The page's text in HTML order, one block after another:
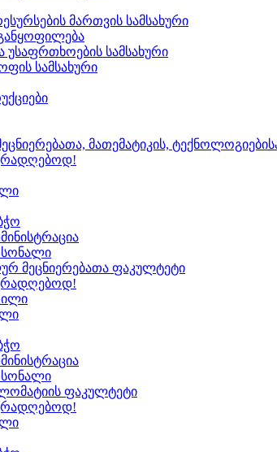
მართვის სამსახური
უსაფრთხოების სამსახური
სამსახური
მათემატიკის,
მეცნიერებათა ფაკულტეტი
ფაკულტეტი